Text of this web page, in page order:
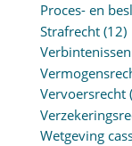
Proces- en
Strafrecht(12)
Vervoersrecht
Wetgeving